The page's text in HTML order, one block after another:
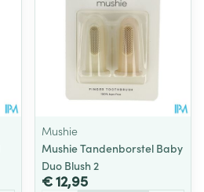
Mushie
Mushie Tandenborstel Baby
Duo Blush 2
€ 12,95